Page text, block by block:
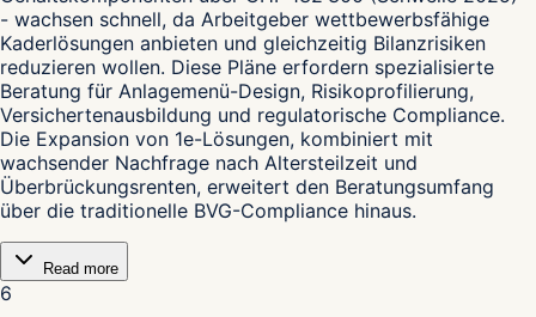
- wachsen schnell, da Arbeitgeber wettbewerbsfähige
Kaderlösungen anbieten und gleichzeitig Bilanzrisiken
reduzieren wollen. Diese Pläne erfordern spezialisierte
Beratung für Anlagemenü-Design, Risikoprofilierung,
Versichertenausbildung und regulatorische Compliance.
Die Expansion von 1e-Lösungen, kombiniert mit
wachsender Nachfrage nach Altersteilzeit und
Überbrückungsrenten, erweitert den Beratungsumfang
über die traditionelle BVG-Compliance hinaus.
Read more
6